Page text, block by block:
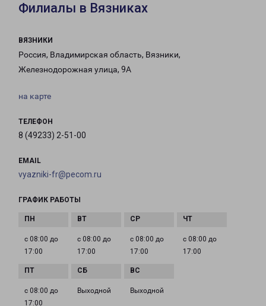
Филиалы в Вязниках
ВЯЗНИКИ
Россия, Владимирская область, Вязники,
Железнодорожная улица, 9А
на карте
ТЕЛЕФОН
8 (49233) 2-51-00
EMAIL
vyazniki-fr@pecom.ru
ГРАФИК РАБОТЫ
с 08:00 до
17:00
с 08:00 до
17:00
с 08:00 до
17:00
с 08:00 до
17:00
с 08:00 до
17:00
Выходной Выходной